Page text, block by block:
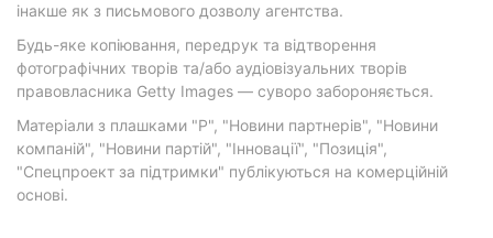
інакше як з письмового дозволу агентства.
Будь-яке копіювання, передрук та відтворення
фотографічних творів та/або аудіовізуальних творів
правовласника Getty Images — суворо забороняється.
Матеріали з плашками "Р", "Новини партнерів", "Новини
компаній", "Новини партій", "Інновації", "Позиція",
"Спецпроект за підтримки" публікуються на комерційній
основі.